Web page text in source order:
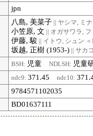
jpn
八島, 美菜子 || ヤシマ, ミ
小笠原, 文 || オガサワラ, フ
伊藤, 駿 || イトウ, シュン
坂越, 正樹 (1953-) || サカ
BSH: 児童NDLSH: 児童
ndc9:371.45ndc10:
9784571102035
BD01637111